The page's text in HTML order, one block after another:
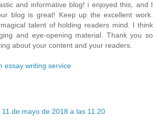
and informative blog! i enjoyed this, and I
blog is great! Keep up the excellent work.
talent of holding readers mind. I think
and eye-opening material. Thank you so
about your content and your readers.
essay writing service
11 de mayo de 2018 a las 11:20